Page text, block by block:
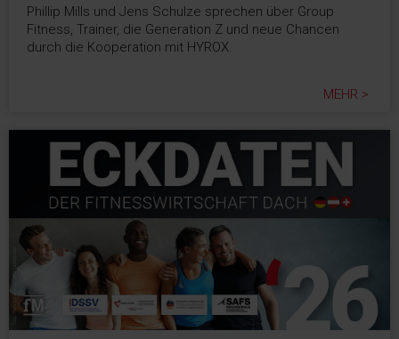
Phillip Mills und Jens Schulze sprechen über Group
Fitness, Trainer, die Generation Z und neue Chancen
durch die Kooperation mit HYROX.
MEHR >